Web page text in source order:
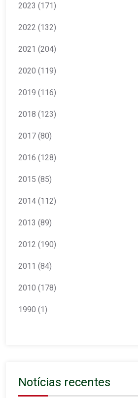
2023 (171)
2022 (132)
2021 (204)
2020 (119)
2019 (116)
2018 (123)
2017 (80)
2016 (128)
2015 (85)
2014 (112)
2013 (89)
2012 (190)
2011 (84)
2010 (178)
1990 (1)
Notícias recentes